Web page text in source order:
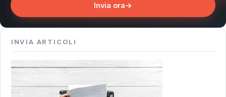
Invia ora→
INVIA ARTICOLI